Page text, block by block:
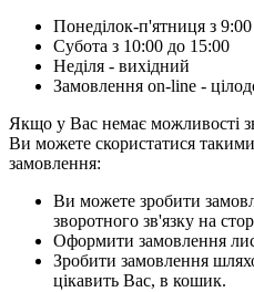
Понеділок-п'ятниця з
Субота з 10:00 до 15:00
Неділя - вихідний
Замовлення on-line -
Якщо у Вас немає можливості
Ви можете скористатися
замовлення:
Ви можете зробити
зворотного зв'язку на
Оформити замовлення
Зробити замовлення
цікавить Вас, в кошик.